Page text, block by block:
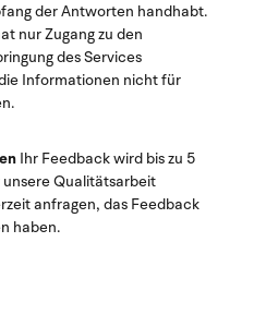
der Antworten handhabt.
nur Zugang zu den
des Services
Informationen nicht für
Ihr Feedback wird bis zu 5
Qualitätsarbeit
anfragen, das Feedback
haben.